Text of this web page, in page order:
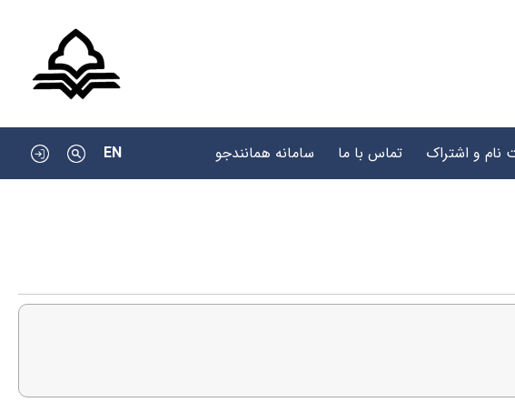
نام و اشتراک تماس با ما سامانه همانندجو EN